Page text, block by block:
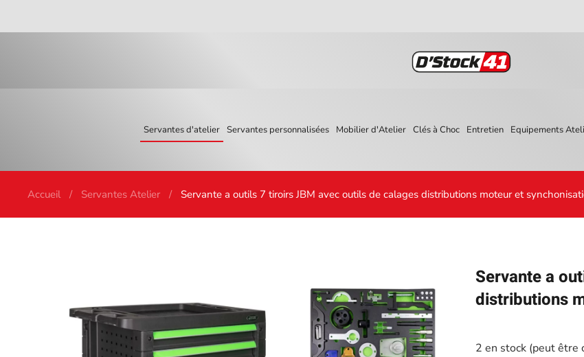
Servantes d'atelier Servantes personnalisées Mobilier d'Atelier Clés à Choc Entretien Equipements
Accueil Servantes Atelier Servante a outils 7 tiroirs JBM avec outils de calages distributions moteur et
Servante a
distributions
2 en stock (peut être